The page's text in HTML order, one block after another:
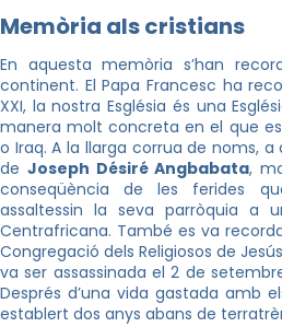
Memòria als cristians
En aquesta memòria s’han
continent. El Papa Francesc ha
XXI, la nostra Església és una
manera molt concreta en el que
o Iraq. A la llarga corrua de noms,
de Joseph Désiré Angbabata,
conseqüència de les ferides
assaltessin la seva parròquia a
Centrafricana. També es va
Congregació dels Religiosos de
va ser assassinada el 2 de
Després d’una vida gastada amb
establert dos anys abans de